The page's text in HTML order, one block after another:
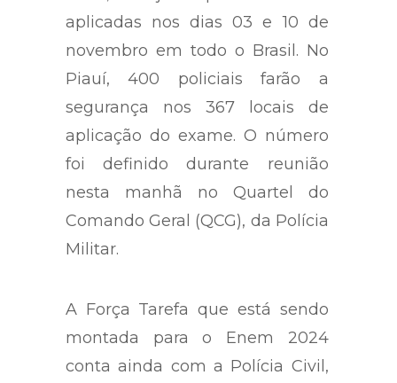
aplicadas nos dias 03 e 10 de
novembro em todo o Brasil. No
Piauí, 400 policiais farão a
segurança nos 367 locais de
aplicação do exame. O número
foi definido durante reunião
nesta manhã no Quartel do
Comando Geral (QCG), da Polícia
Militar.
A Força Tarefa que está sendo
montada para o Enem 2024
conta ainda com a Polícia Civil,